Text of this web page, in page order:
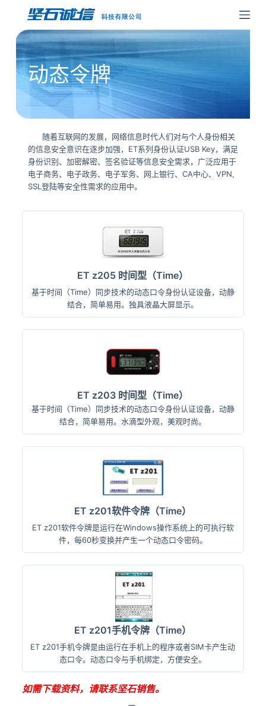
过
内
容
动态令牌
随着互联网的发展，网络信息时代人们对与个人身份相关
的信息安全意识在逐步加强，ET系列身份认证USB Key，满足
身份识别、加密解密、签名验证等信息安全需求，广泛应用于
电子商务、电子政务、电子军务、网上银行、CA中心、VPN,
SSL登陆等安全性需求的应用中。
ET z205 时间型（Time）
基于时间（Time）同步技术的动态口令身份认证设备，动静
结合，简单易用。独具液晶大屏显示。
ET z203 时间型（Time）
基于时间（Time）同步技术的动态口令身份认证设备，动静
结合，简单易用。水滴型外观，美观时尚。
ET z201软件令牌（Time）
ET z201软件令牌是运行在Windows操作系统上的可执行软
件，每60秒变换并产生一个动态口令密码。
ET z201手机令牌（Time）
ET z201手机令牌是由运行在手机上的程序或者SIM卡产生动
态口令。动态口令与手机绑定，方便安全。
如需下载资料，请联系坚石销售。